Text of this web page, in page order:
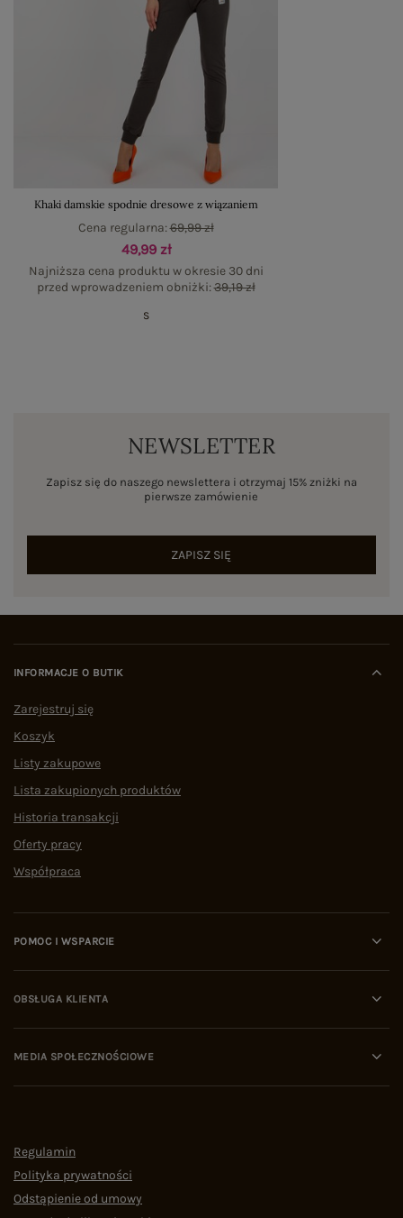
Khaki damskie spodnie dresowe z wiązaniem
49,99 zł
Najniższa cena produktu w okresie 30 dni
przed wprowadzeniem obniżki:39,19 zł
Cena regularna:69,99 zł
S
NEWSLETTER
Zapisz się do naszego newslettera i otrzymaj 15% zniżki na
pierwsze zamówienie
ZAPISZ SIĘ
INFORMACJE O BUTIK
Zarejestruj się
Koszyk
Listy zakupowe
Lista zakupionych produktów
Historia transakcji
Oferty pracy
Współpraca
POMOC I WSPARCIE
OBSŁUGA KLIENTA
MEDIA SPOŁECZNOŚCIOWE
Regulamin
Polityka prywatności
Odstąpienie od umowy